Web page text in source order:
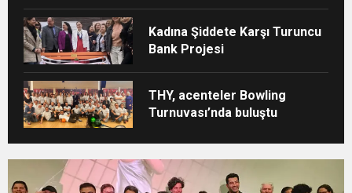
Kadına Şiddete Karşı Turuncu
Bank Projesi
THY, acenteler Bowling
Turnuvası’nda buluştu